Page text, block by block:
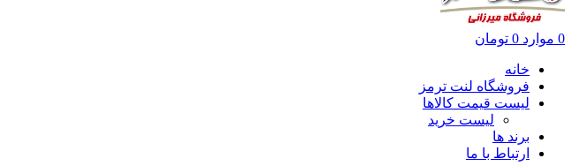
0 موارد 0 تومان
خانه
فروشگاه لنت ترمز
لیست قیمت کالاها
لیست خرید
برند ها
ارتباط با ما